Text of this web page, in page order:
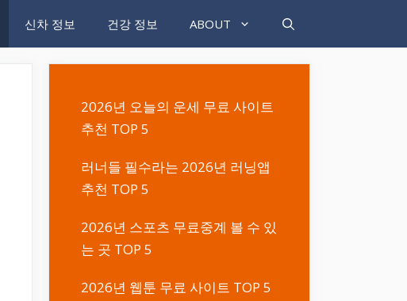
신차 정보 건강 정보 ABOUT
2026년 오늘의 운세 무료 사이트
추천 TOP 5
러너들 필수라는 2026년 러닝앱
추천 TOP 5
2026년 스포츠 무료중계 볼 수 있
는 곳 TOP 5
2026년 웹툰 무료 사이트 TOP 5